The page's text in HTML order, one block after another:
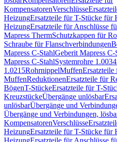
KompensatorenVerschlüsse
HeizungErsatzteile für T-Stücke für
HeizungErsatzteile für Anschlüsse
Mapress ThermSchutzkappen für
Schraube für Flanschverbindungen
Mapress C-StahlGeberit Mapress C-
Mapress C-StahlSystemrohre 1.0034
1.0215RohrnippelMuffenErsatzteile
MuffenReduktionenErsatzteile für
BögenT-StückeErsatzteile für T-
KreuzstückeÜbergänge unlösbar
unlösbarÜbergänge und
Übergänge und Verbindungen,
KompensatorenVerschlüsse
HeizungErsatzteile für T-Stücke für
HeizungErsatzteile für Anschlüsse